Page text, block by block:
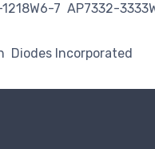
7 AP7332-
Diodes Incorporated